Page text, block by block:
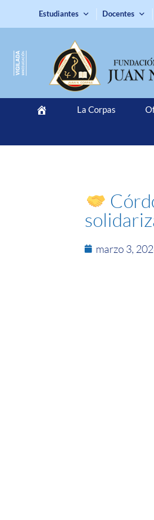
Estudiantes Docentes
La Corpas
marzo 3,